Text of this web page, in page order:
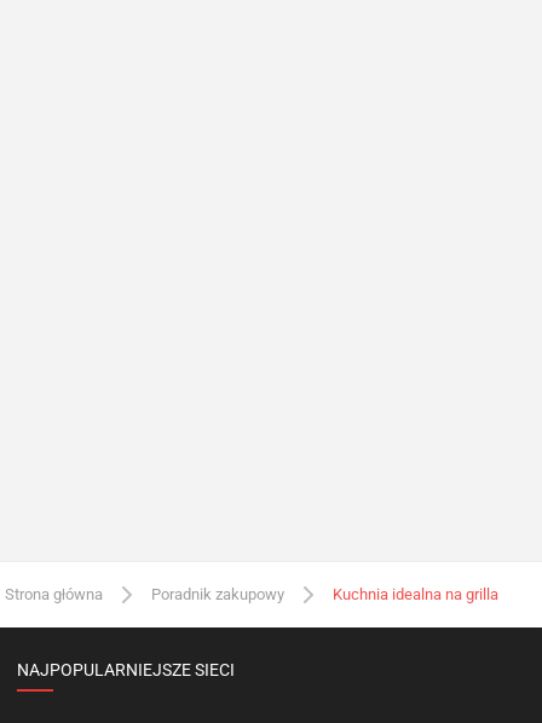
Strona główna Poradnik zakupowy Kuchnia idealna na grilla
NAJPOPULARNIEJSZE SIECI